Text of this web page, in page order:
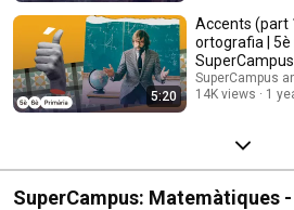
5:20
Accents (part
ortografia | 5è
SuperCampus
SuperCampus
14K views
1
SuperCampus: Matemàtiques